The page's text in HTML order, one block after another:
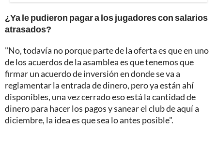
¿Ya le pudieron pagar a los jugadores con salarios
atrasados?
"No, todavía no porque parte de la oferta es que en uno
de los acuerdos de la asamblea es que tenemos que
firmar un acuerdo de inversión en donde se va a
reglamentar la entrada de dinero, pero ya están ahí
disponibles, una vez cerrado eso está la cantidad de
dinero para hacer los pagos y sanear el club de aquí a
diciembre, la idea es que sea lo antes posible".